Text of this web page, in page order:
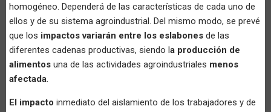
homogéneo. Dependerá de las características de cada uno de
ellos y de su sistema agroindustrial. Del mismo modo, se prevé
que los impactos variarán entre los eslabones de las
diferentes cadenas productivas, siendo la producción de
alimentos una de las actividades agroindustriales menos
afectada.
El impacto inmediato del aislamiento de los trabajadores y de